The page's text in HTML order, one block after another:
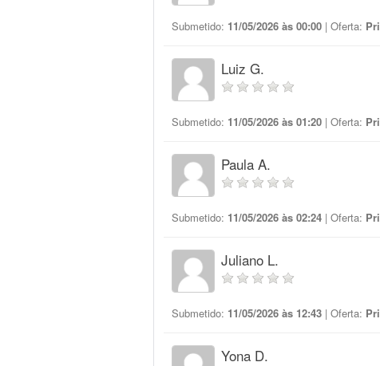
Submetido: 11/05/2026 às 00:00 | Oferta:
Luiz G.
Submetido: 11/05/2026 às 01:20 | Oferta:
Paula A.
Submetido: 11/05/2026 às 02:24 | Oferta:
Juliano L.
Submetido: 11/05/2026 às 12:43 | Oferta:
Yona D.